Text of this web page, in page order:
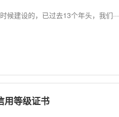
建设的，已过去13个年头，我们···
用等级证书